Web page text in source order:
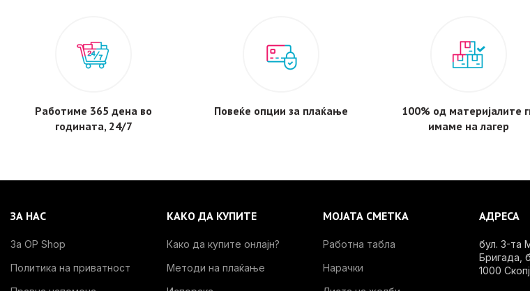
Работиме 365 дена во
годината, 24/7
Повеќе опции за плаќање
100% од материјалите
имаме на лагер
ЗА НАС
За OP Shop
Политика на приватност
КАКО ДА КУПИТЕ
Како да купите онлајн?
Методи на плаќање
МОЈАТА СМЕТКА
Работна табла
Нарачки
АДРЕСА
бул. 3-та
Бригада,
1000